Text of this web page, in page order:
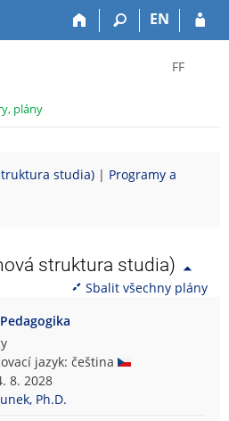
EN
FF
ě
f
l
F
l
o
z
plány
studia) | Programy a
struktura studia)
Sbalit všechny plány
Pedagogika
jazyk: čeština
8. 2028
Ph.D.